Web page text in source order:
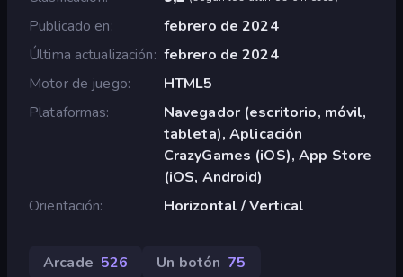
Publicado en
febrero de 2024
Última actualización febrero de 2024
Motor de juego
HTML5
Plataformas
Navegador (escritorio, móvil,
tableta), Aplicación
CrazyGames (iOS), App Store
(iOS, Android)
Orientación
Horizontal / Vertical
Arcade 526 Un botón 75